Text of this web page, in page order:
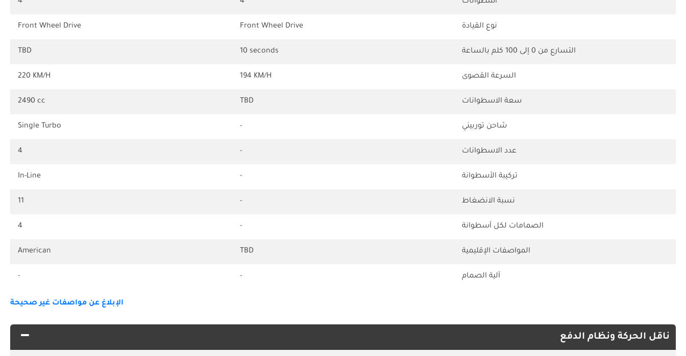
نوع القيادة Front Wheel Drive
Front Wheel Drive
التسارع من 0 إلى 100 كلم بالساعة 10 seconds
TBD
السرعة القصوى 194 KM/H
220 KM/H
سعة الاسطوانات TBD
2490 cc
شاحن توربيني -
Single Turbo
عدد الاسطوانات -
4
تركيبة الأسطوانة -
In-Line
نسبة الانضغاط -
11
الصمامات لكل أسطوانة -
4
المواصفات الإقليمية TBD
American
آلية الصمام -
-
الإبلاغ عن مواصفات غير صحيحة
ناقل الحركة ونظام الدفع